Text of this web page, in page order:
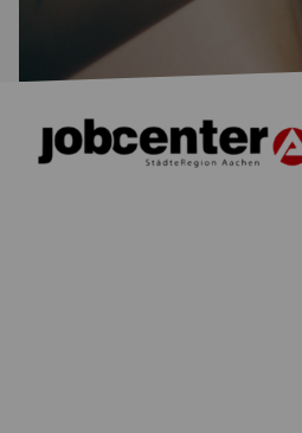
Weitere